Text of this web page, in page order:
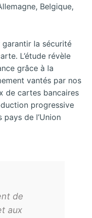
Belgique,
garantir la sécurité
L’étude révèle
grâce à la
vantés par nos
de cartes bancaires
progressive
de l’Union
de
aux